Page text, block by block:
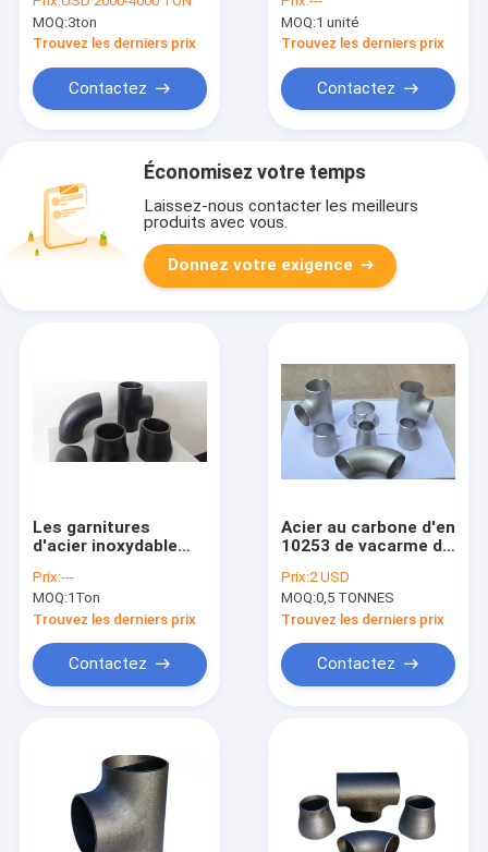
la norme ANSI B16.9
A234WPB de pièce en
t de coude de tuyau
DST SCH80
MOQ:3ton
Trouvez les derniers prix
Contactez
d'escroquerie de
coude de montage
de tuyau de pièce en
MOQ:1 unité
Trouvez les derniers prix
Contactez
Économisez votre temps
Laissez-nous contacter les meilleurs
produits avec vous.
Donnez votre exigence
Les garnitures
d'acier inoxydable
écartent SCH5 d'un
coup de coude au
chapeau de
réducteur de CCE
d'escroquerie de la
pièce en t SCH160
Prix:---
MOQ:1Ton
Trouvez les derniers prix
Contactez
Acier au carbone d'en
10253 de vacarme de
DST Sch20 Sch40
Sch80
Prix:2 USD
MOQ:0,5 TONNES
Trouvez les derniers prix
Contactez